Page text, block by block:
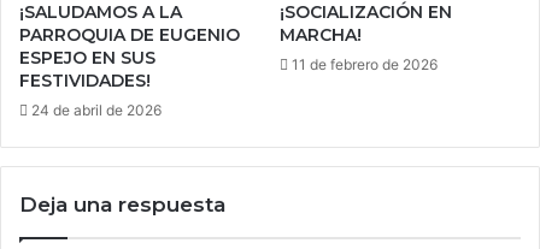
¡SALUDAMOS A LA
PARROQUIA DE EUGENIO
ESPEJO EN SUS
FESTIVIDADES!
24 de abril de 2026
¡SOCIALIZACIÓN EN
MARCHA!
11 de febrero de 2026
Deja una respuesta